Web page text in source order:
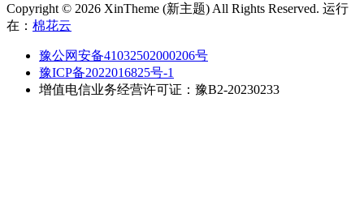
Copyright © 2026 XinTheme (新主题) All Rights Reserved. 运行
在： 棉花云
豫公网安备41032502000206号
豫ICP备2022016825号-1
增值电信业务经营许可证：豫B2-20230233